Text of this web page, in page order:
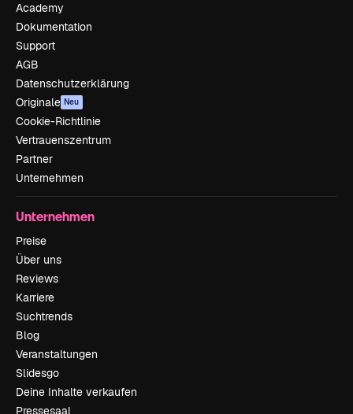
Academy
Dokumentation
Support
AGB
Datenschutzerklärung
Originale Neu
Cookie-Richtlinie
Vertrauenszentrum
Partner
Unternehmen
Unternehmen
Preise
Über uns
Reviews
Karriere
Suchtrends
Blog
Veranstaltungen
Slidesgo
Deine Inhalte verkaufen
Pressesaal